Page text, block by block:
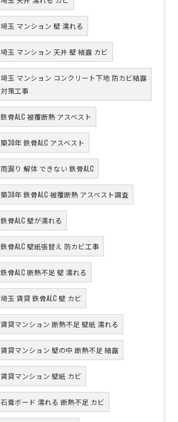
埼玉 マンション 壁 濡れる
埼玉 マンション 天井 壁 結露 カビ
埼玉 マンション コンクリート下地 防カビ結露
対策工事
鉄骨ALC 被覆断熱 アスベスト
築30年 鉄骨ALC アスベスト
雨漏り 解体 できない 鉄骨ALC
築30年 鉄骨ALC 被覆断熱 アスベスト調査
鉄骨ALC 壁が濡れる
鉄骨ALC 壁紙張替え 防カビ工事
鉄骨ALC 断熱不足 壁 濡れる
埼玉 賃貸 鉄骨ALC 壁 カビ
賃貸マンション 断熱不足 壁紙 濡れる
賃貸マンション 壁の中 断熱不足 結露
賃貸マンション 壁紙 カビ
石膏ボード 濡れる 断熱不足 カビ